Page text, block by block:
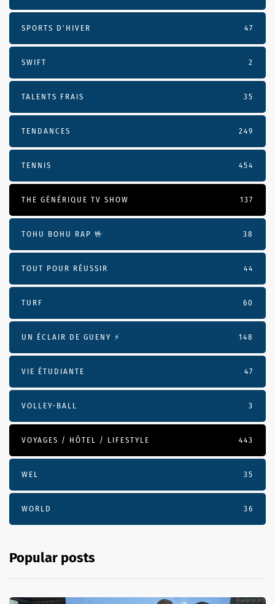
SPORTS D'HIVER 47
SWIFT 2
TALENTS FRAIS 35
TENDANCES 249
TENNIS 454
THE GÉNÉRIQUE TV SHOW 137
TOHU BOHU RAP 🤟 38
TOUT POUR RÉUSSIR 44
TURF 60
UN ÉCLAIR DE GUENY ⚡️ 148
VIE ÉTUDIANTE 47
VOLLEY-BALL 3
VOYAGES / HÔTEL / LIFESTYLE 443
WEL 35
WORLD 36
Popular posts